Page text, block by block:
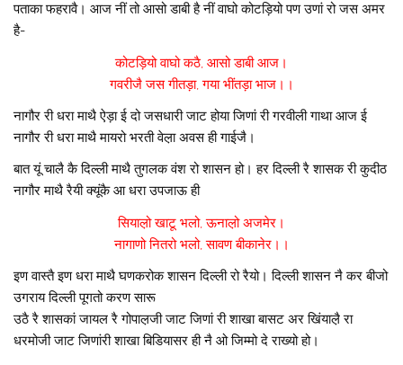
पताका फहरावै। आज नीं तो आसो डाबी है नीं वाघो कोटड़ियो पण उणां रो जस अमर
है-
कोटड़ियो वाघो कठै, आसो डाबी आज।
गवरीजै जस गीतड़ा, गया भींतड़ा भाज।।
नागौर री धरा माथै ऐड़ा ई दो जसधारी जाट होया जिणां री गरवीली गाथा आज ई
नागौर री धरा माथै मायरो भरती वेल़ा अवस ही गाईजै।
बात यूं चालै कै दिल्ली माथै तुगलक वंश रो शासन हो। हर दिल्ली रै शासक री कुदीठ
नागौर माथै रैयी क्यूंकै आ धरा उपजाऊ ही
सियाल़ो खाटू भलो,ऊनाल़ो अजमेर।
नागाणो नितरो भलो,सावण बीकानेर।।
इण वास्तै इण धरा माथै घणकरोक शासन दिल्ली रो रैयो। दिल्ली शासन नै कर बीजो
उगराय दिल्ली पूगतो करण सारू
उठै रै शासकां जायल रै गोपाल़जी जाट जिणां री शाखा बासट अर खिंयाल़ै रा
धरमोजी जाट जिणांरी शाखा बिडियासर ही नै ओ जिम्मो दे राख्यो हो।